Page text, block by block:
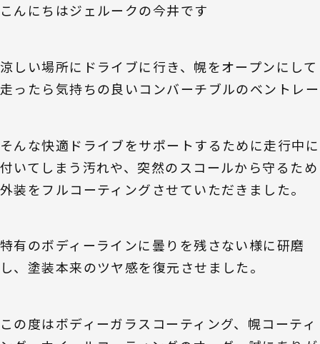
こんにちはジェルークの今井です
涼しい場所にドライブに行き、幌をオープンにして
走ったら気持ちの良いコンバーチブルのベントレー
そんな快適ドライブをサポートするために走行中に
付いてしまう汚れや、突然のスコールから守るため
外装をフルコーティングさせていただきました。
特有のボディーラインに曇りを残さない様に研磨
し、塗装本来のツヤ感を復元させました。
この度はボディーガラスコーティング、幌コーティ